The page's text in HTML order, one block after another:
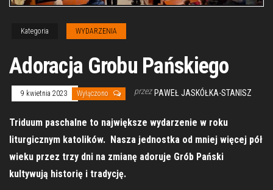
Kategoria WYDARZENIA
Adoracja Grobu Pańskiego
9 kwietnia 2023 Wyłączono przez PAWEŁ JASKÓŁKA-STANISZ
Triduum paschalne to największe wydarzenie w roku
liturgicznym katolików. Nasza jednostka od mniej więcej pół
wieku przez trzy dni na zmianę adoruje Grób Pański
kultywują historię i tradycję.